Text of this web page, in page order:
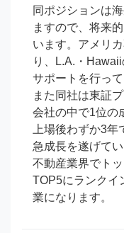
同ポジションは
ますので、将来
います。アメリ
り、L.A.・
サポートを行って
また同社は東証
会社の中で1位の
上場後わずか3
急成長を遂げてい
不動産業界でト
TOP5にランクイ
業になります。